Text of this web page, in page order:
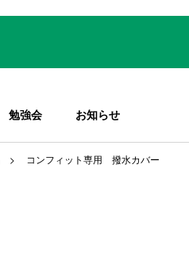
勉強会 お知らせ
コンフィット専用 撥水カバー